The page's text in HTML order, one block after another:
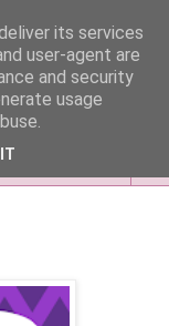
its services
user-agent are
and security
usage